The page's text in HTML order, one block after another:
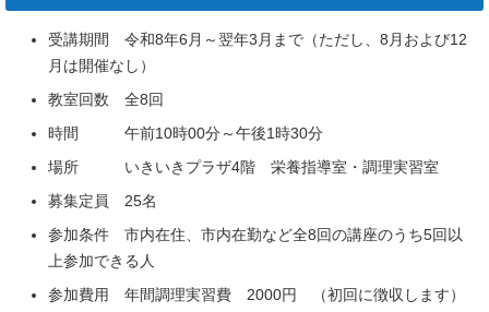
受講期間 令和8年6月～翌年3月まで（ただし、8月および12
月は開催なし）
教室回数 全8回
時間 午前10時00分～午後1時30分
場所 いきいきプラザ4階 栄養指導室・調理実習室
募集定員 25名
参加条件 市内在住、市内在勤など全8回の講座のうち5回以
上参加できる人
参加費用 年間調理実習費 2000円 （初回に徴収します）